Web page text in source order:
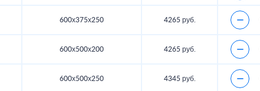
600х375х250 4265 руб.
600х500х200 4265 руб.
600х500х250 4345 руб.